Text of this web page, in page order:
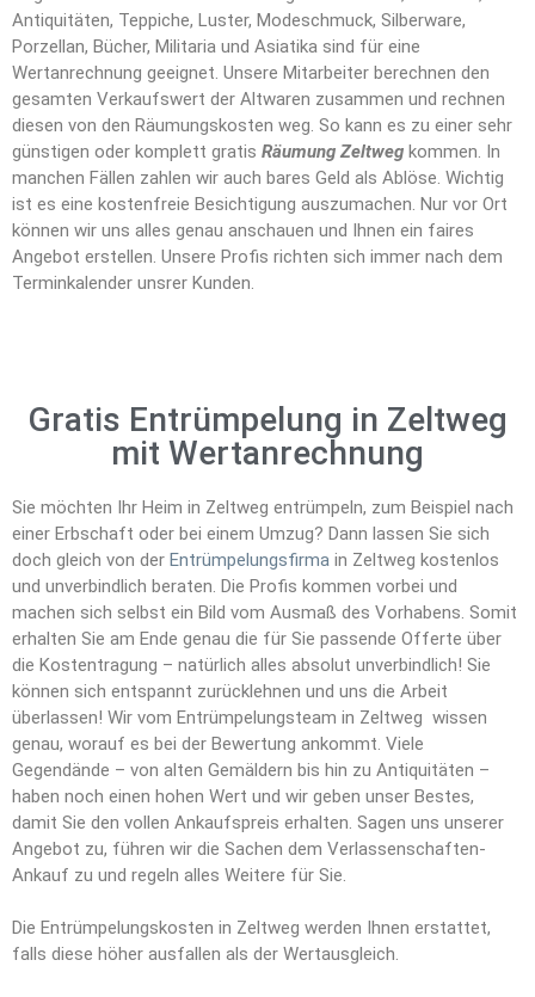
Antiquitäten, Teppiche, Luster, Modeschmuck, Silberware,
Porzellan, Bücher, Militaria und Asiatika sind für eine
Wertanrechnung geeignet. Unsere Mitarbeiter berechnen den
gesamten Verkaufswert der Altwaren zusammen und rechnen
diesen von den Räumungskosten weg. So kann es zu einer sehr
günstigen oder komplett gratis Räumung Zeltweg kommen. In
manchen Fällen zahlen wir auch bares Geld als Ablöse. Wichtig
ist es eine kostenfreie Besichtigung auszumachen. Nur vor Ort
können wir uns alles genau anschauen und Ihnen ein faires
Angebot erstellen. Unsere Profis richten sich immer nach dem
Terminkalender unsrer Kunden.
Gratis Entrümpelung in Zeltweg
mit Wertanrechnung
Sie möchten Ihr Heim in Zeltweg entrümpeln, zum Beispiel nach
einer Erbschaft oder bei einem Umzug? Dann lassen Sie sich
doch gleich von der Entrümpelungsfirma in Zeltweg kostenlos
und unverbindlich beraten. Die Profis kommen vorbei und
machen sich selbst ein Bild vom Ausmaß des Vorhabens. Somit
erhalten Sie am Ende genau die für Sie passende Offerte über
die Kostentragung – natürlich alles absolut unverbindlich! Sie
können sich entspannt zurücklehnen und uns die Arbeit
überlassen! Wir vom Entrümpelungsteam in Zeltweg wissen
genau, worauf es bei der Bewertung ankommt. Viele
Gegendände – von alten Gemäldern bis hin zu Antiquitäten –
haben noch einen hohen Wert und wir geben unser Bestes,
damit Sie den vollen Ankaufspreis erhalten. Sagen uns unserer
Angebot zu, führen wir die Sachen dem Verlassenschaften-
Ankauf zu und regeln alles Weitere für Sie.
Die Entrümpelungskosten in Zeltweg werden Ihnen erstattet,
falls diese höher ausfallen als der Wertausgleich.